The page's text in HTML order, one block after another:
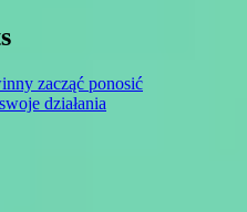
zacząć ponosić
działania